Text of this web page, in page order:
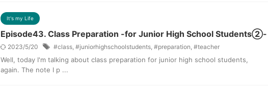
It's my Life
Episode43. Class Preparation -for Junior High School Students②-
2023/5/20 #class, #juniorhighschoolstudents, #preparation, #teacher
Well, today I'm talking about class preparation for junior high school students,
again. The note I p ...